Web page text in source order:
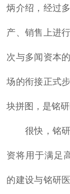
炳介绍，经过
产、销售上进
次与多闻资本
场的衔接正式
块拼图，是铭
很快，铭研
资将用于满足
的建设与铭研